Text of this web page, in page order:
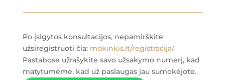
Po įsigytos konsultacijos, nepamirškite
užsiregistruoti čia: mokinkis.lt/registracija/
Pastabose užrašykite savo užsakymo numerį, kad
matytumėme, kad už paslaugas jau sumokėjote.